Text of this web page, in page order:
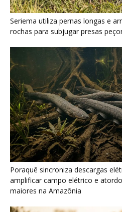
Poraquê sincroniza descargas
amplificar campo elétrico e
maiores na Amazônia
Seriema combina corridas em
contra rochas para imobilizar
cerrado